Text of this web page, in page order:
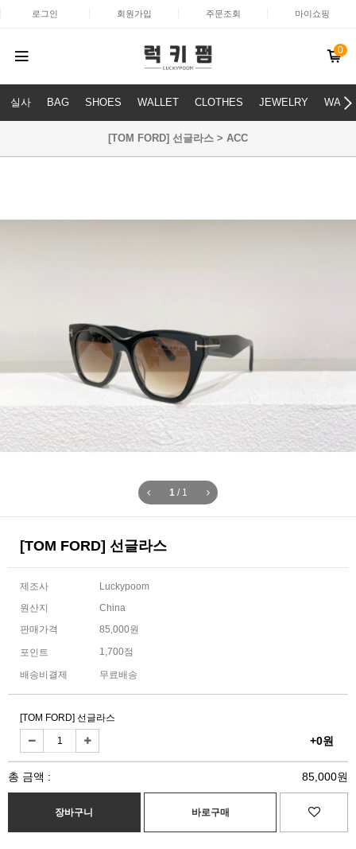
로그인 회원가입 주문조회 마이쇼핑
0
실사 BAG SHOES WALLET CLOTHES JEWELRY
[TOM FORD] 선글라스 > ACC
1/ 1
[TOM FORD] 선글라스
제조사
Luckypoom
원산지
China
판매가격
85,000원
포인트 1,700점
배송비결제 무료배송
[TOM FORD] 선글라스
+0원
총 금액 : 85,000원